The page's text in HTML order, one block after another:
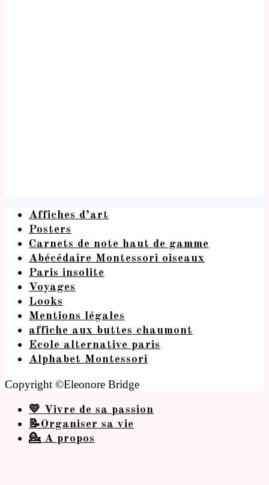
Affiches d’art
Posters
Carnets de note haut de gamme
Abécédaire Montessori oiseaux
Paris insolite
Voyages
Looks
Mentions légales
affiche aux buttes chaumont
Ecole alternative paris
Alphabet Montessori
Copyright ©Eleonore Bridge
💛 Vivre de sa passion
📝Organiser sa vie
💁 A propos